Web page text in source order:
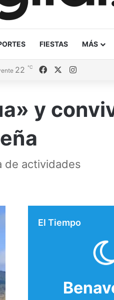
FIESTAS MÁS
22 ℃ FacebookInstagram
y
de actividades
El Tiempo